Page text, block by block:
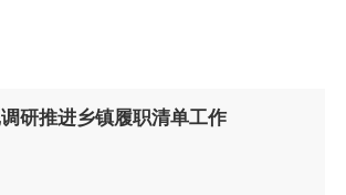
调研推进乡镇履职清单工作